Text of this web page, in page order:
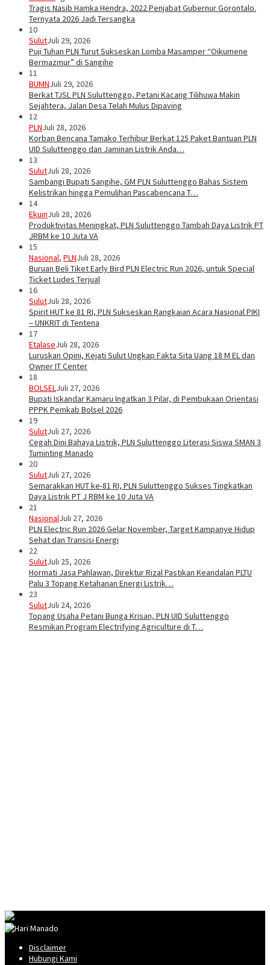
Tragis Nasib Hamka Hendra, 2022 Penjabat Gubernur Gorontalo.
Ternyata 2026 Jadi Tersangka
10
SulutJuli 29, 2026
Puji Tuhan PLN Turut Sukseskan Lomba Masamper “Oikumene
Bermazmur” di Sangihe
11
BUMNJuli 29, 2026
Berkat TJSL PLN Suluttenggo, Petani Kacang Tilihuwa Makin
Sejahtera, Jalan Desa Telah Mulus Dipaving
12
PLNJuli 28, 2026
Korban Bencana Tamako Terhibur Berkat 125 Paket Bantuan PLN
UID Suluttenggo dan Jaminan Listrik Anda…
13
SulutJuli 28, 2026
Sambangi Bupati Sangihe, GM PLN Suluttenggo Bahas Sistem
Kelistrikan hingga Pemulihan Pascabencana T…
14
EkuinJuli 28, 2026
Produktivitas Meningkat, PLN Suluttenggo Tambah Daya Listrik PT
JRBM ke 10 Juta VA
15
Nasional, PLNJuli 28, 2026
Buruan Beli Tiket Early Bird PLN Electric Run 2026, untuk Special
Ticket Ludes Terjual
16
SulutJuli 28, 2026
Spirit HUT ke 81 RI, PLN Sukseskan Rangkaian Acara Nasional PIKI
– UNKRIT di Tentena
17
EtalaseJuli 28, 2026
Luruskan Opini, Kejati Sulut Ungkap Fakta Sita Uang 18 M EL dan
Owner IT Center
18
BOLSELJuli 27, 2026
Bupati Iskandar Kamaru Ingatkan 3 Pilar, di Pembukaan Orientasi
PPPK Pemkab Bolsel 2026
19
SulutJuli 27, 2026
Cegah Dini Bahaya Listrik, PLN Suluttenggo Literasi Siswa SMAN 3
Tuminting Manado
20
SulutJuli 27, 2026
Semarakkan HUT ke-81 RI, PLN Suluttenggo Sukses Tingkatkan
Daya Listrik PT J RBM ke 10 Juta VA
21
NasionalJuli 27, 2026
PLN Electric Run 2026 Gelar November, Target Kampanye Hidup
Sehat dan Transisi Energi
22
SulutJuli 25, 2026
Hormati Jasa Pahlawan, Direktur Rizal Pastikan Keandalan PLTU
Palu 3 Topang Ketahanan Energi Listrik…
23
SulutJuli 24, 2026
Topang Usaha Petani Bunga Krisan, PLN UID Suluttenggo
Resmikan Program Electrifying Agriculture di T…
Disclaimer
Hubungi Kami